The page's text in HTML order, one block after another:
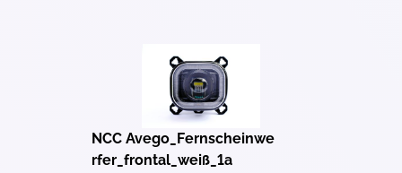
NCC Avego_Fernscheinwe
rfer_frontal_weiß_1a